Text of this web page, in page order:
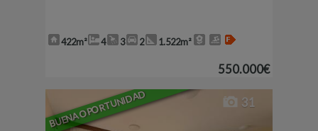
422m² 4 3 2 1.522m²
550.000€
BUENA OPORTUNIDAD 31